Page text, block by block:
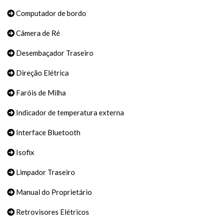
Computador de bordo
Câmera de Ré
Desembaçador Traseiro
Direção Elétrica
Faróis de Milha
Indicador de temperatura externa
Interface Bluetooth
Isofix
Limpador Traseiro
Manual do Proprietário
Retrovisores Elétricos